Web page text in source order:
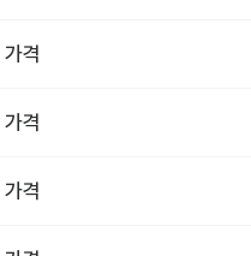
가격
가격
가격